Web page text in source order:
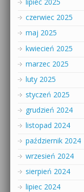
lipiec 2025
czerwiec 2025
maj 2025
kwiecień 2025
marzec 2025
luty 2025
styczeń 2025
grudzień 2024
listopad 2024
październik 2024
wrzesień 2024
sierpień 2024
lipiec 2024